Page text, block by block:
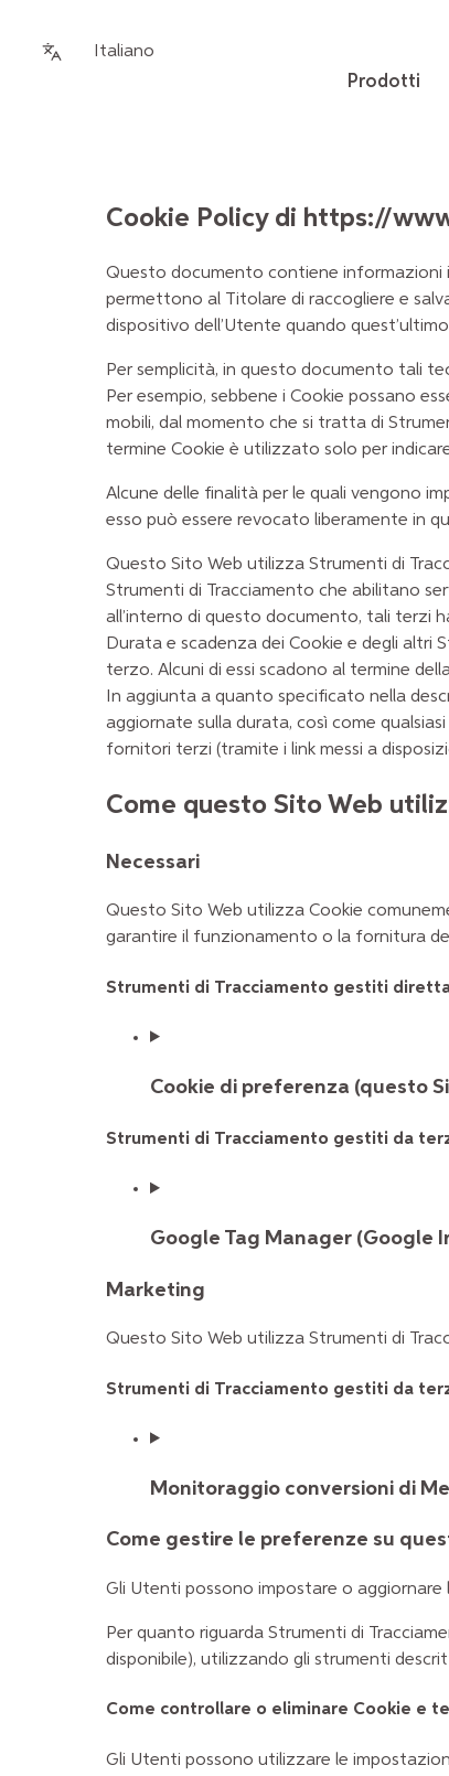
Italiano
Prodotti
Cookie Policy di https://
Questo documento contiene informazioni
permettono al Titolare di raccogliere e
dispositivo dell’Utente quando
Per semplicità, in questo documento tali
Per esempio, sebbene i Cookie possano
mobili, dal momento che si tratta di
termine Cookie è utilizzato solo per
Alcune delle finalità per le quali vengono
esso può essere revocato liberamente in
Questo Sito Web utilizza Strumenti di
Strumenti di Tracciamento che abilitano
all’interno di questo documento, tali terzi
Durata e scadenza dei Cookie e degli altri
terzo. Alcuni di essi scadono al termine
In aggiunta a quanto specificato nella
aggiornate sulla durata, così come
fornitori terzi (tramite i link messi a
Come questo Sito Web
Necessari
Questo Sito Web utilizza Cookie
garantire il funzionamento o la fornitura
Strumenti di Tracciamento gestiti
Cookie di preferenza (questo
Strumenti di Tracciamento gestiti da
Google Tag Manager (Google
Marketing
Questo Sito Web utilizza Strumenti di
Strumenti di Tracciamento gestiti da
Monitoraggio conversioni di
Come gestire le preferenze su
Gli Utenti possono impostare o aggiornare
Per quanto riguarda Strumenti di
disponibile), utilizzando gli strumenti
Come controllare o eliminare Cookie e
Gli Utenti possono utilizzare le